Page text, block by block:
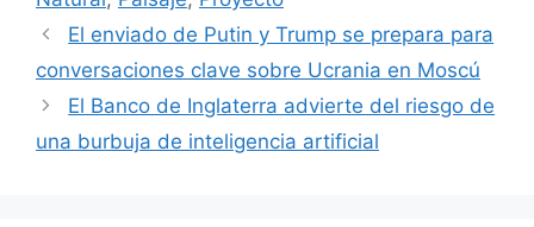
El enviado de Putin y Trump se prepara para
conversaciones clave sobre Ucrania en Moscú
El Banco de Inglaterra advierte del riesgo de
una burbuja de inteligencia artificial